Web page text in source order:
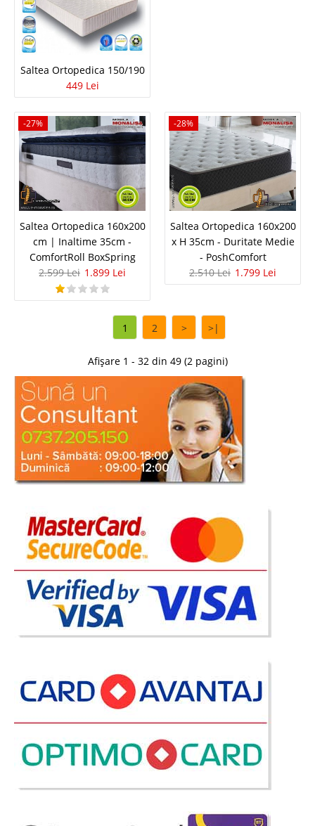
Saltea Elite
Saltele Elite ORTOPEDICE SI SUPERORTOPEDICE Pentru a consolida
ELITE este confectionata dintr-un pat de arcuri incadrat de spuma de inalta
densitate. ..
Compara
Pret 669 Lei
Stoc Epuizat - Indisponibil
Adauga la Favorite
-42%
Bonell si spuma ConfoFlex
Saltele ortopedice cu arcuri Bonell si spuma | 90-100-120-140-150-160-
180x200 cm ✅ Oferta de pret Salteaua ConfoFlex este o saltea ortopedica
pe pat de arcuri Bonell si spuma poliuretanica de inalta calitate ce
impresioneaza prin senzatia placuta la atingere, linia de design..
Pret Redus 1.109 Lei
In Stoc
Vezi Detalii
Adauga la Favorite
Saltea Ortopedica Plus
Saltele San Remo Superortopedice. Saltea San Remo Superortopedica TED
San Remo Superortopedica este o saltea care face parte din Colectia
fermitate mai mare si din acest motiv are denumire superortopedica. ..
Compara
Saltea Ortopedica 150/190
449 Lei
-27%
Saltea Ortopedica 160x200
cm | Inaltime 35cm -
ComfortRoll BoxSpring
2.599 Lei 1.899 Lei
-28%
Saltea Ortopedica 160x200
x H 35cm - Duritate Medie
- PoshComfort
2.510 Lei 1.799 Lei
1 2 > >|
Afișare 1 - 32 din 49 (2 pagini)